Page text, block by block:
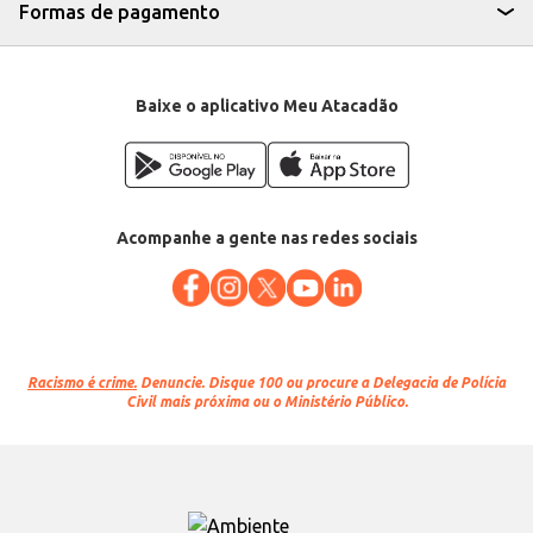
Formas de pagamento
Baixe o aplicativo Meu Atacadão
Acompanhe a gente nas redes sociais
Racismo é crime. Denuncie. Disque 100 ou procure a Delegacia de Polícia
Civil mais próxima ou o Ministério Público.